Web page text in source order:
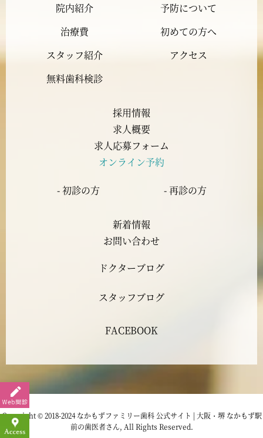
2023年11月
2023年8月
2023年7月
2023年4月
2023年3月
2023年2月
2023年1月
2022年12月
2022年10月
院内紹介
予防について
治療費
初めての方へ
スタッフ紹介
アクセス
無料歯科検診
採用情報
求人概要
求人応募フォーム
オンライン予約
- 初診の方 - 再診の方
新着情報
お問い合わせ
ドクターブログ
スタッフブログ
FACEBOOK
Copyright © 2018-2024 なかもずファミリー歯科 公式サイト | 大阪・堺 なかもず駅
前の歯医者さん, All Rights Reserved.